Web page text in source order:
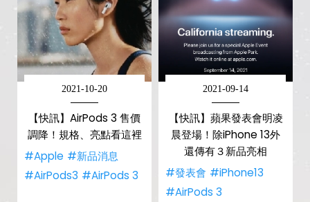
2021-10-20
【快訊】AirPods 3 售價
調降！規格、亮點看這裡
#Apple #新品消息
#AirPods3 #AirPods 3
2021-09-14
【快訊】蘋果發表會明凌
晨登場！除iPhone 13外
還傳有３新品亮相
#發表會 #iPhone13
#AirPods 3